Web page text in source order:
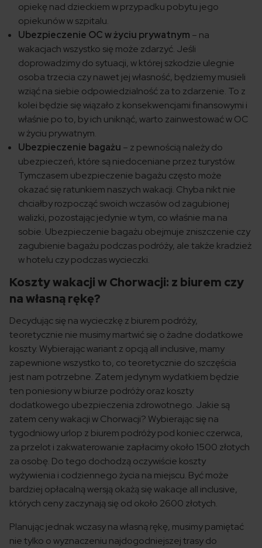
opiekę nad dzieckiem w przypadku pobytu jego
opiekunów w szpitalu.
Ubezpieczenie OC w życiu prywatnym – na
wakacjach wszystko się może zdarzyć. Jeśli
doprowadzimy do sytuacji, w której szkodzie ulegnie
osoba trzecia czy nawet jej własność, będziemy musieli
wziąć na siebie odpowiedzialność za to zdarzenie. To z
kolei będzie się wiązało z konsekwencjami finansowymi i
właśnie po to, by ich uniknąć, warto zainwestować w OC
w życiu prywatnym.
Ubezpieczenie bagażu – z pewnością należy do
ubezpieczeń, które są niedoceniane przez turystów.
Tymczasem ubezpieczenie bagażu często może
okazać się ratunkiem naszych wakacji. Chyba nikt nie
chciałby rozpocząć swoich wczasów od zagubionej
walizki, pozostając jedynie w tym, co właśnie ma na
sobie. Ubezpieczenie bagażu obejmuje zniszczenie czy
zagubienie bagażu podczas podróży, ale także kradzież
w hotelu czy podczas wycieczki.
Koszty wakacji w Chorwacji: z biurem czy
na własną rękę?
Decydując się na wycieczkę z biurem podróży,
teoretycznie nie musimy martwić się o żadne dodatkowe
koszty. Wybierając wariant z opcją all inclusive, mamy
zapewnione wszystko to, co teoretycznie do szczęścia
jest nam potrzebne. Zatem jedynym wydatkiem będzie
ten poniesiony w biurze podróży oraz koszty
dodatkowego ubezpieczenia zdrowotnego. Jakie są
zatem ceny wakacji w Chorwacji? Wybierając się na
tygodniowy urlop z biurem podróży pod koniec czerwca,
za przelot i zakwaterowanie zapłacimy około 1500 złotych
za osobę. Do tego dochodzą oczywiście koszty
wyżywienia i codziennego życia na miejscu. Być może
bardziej opłacalną wersją okażą się wakacje all inclusive,
których ceny zaczynają się od około 2600 złotych.
Planując jednak wczasy na własną rękę, musimy pamiętać
nie tylko o wyznaczeniu najdogodniejszej trasy do